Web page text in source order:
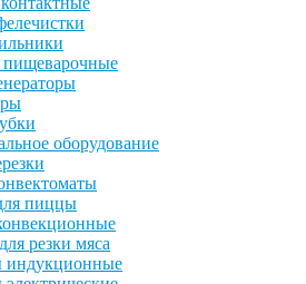
оборудование
пиццы
резки мяса
индукционные